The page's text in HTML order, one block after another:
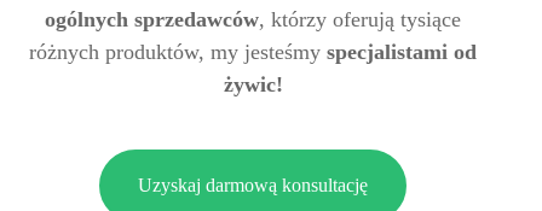
ogólnych sprzedawców, którzy oferują tysiące
różnych produktów, my jesteśmy specjalistami od
żywic!
Uzyskaj darmową konsultację